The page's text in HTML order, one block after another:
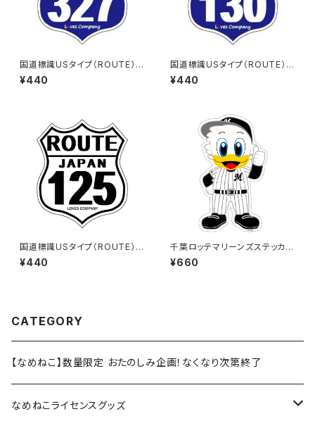
国道標識USタイプ（ROUTE）ス
テッカー 327号線
¥440
国道標識USタイプ（ROUTE）ス
テッカー 130号線
¥440
国道標識USタイプ（ROUTE）ス
テッカー 125号線（ホワイト）
¥440
千葉ロッテマリーンズステッカー
13（大）
¥660
CATEGORY
【なめねこ】数量限定 おたのしみ企画！なくなり次第終了
なめねこライセンスグッズ